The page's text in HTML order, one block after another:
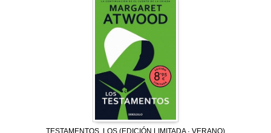
TESTAMENTOS, LOS (EDICIÓN LIMITADA · VERANO)